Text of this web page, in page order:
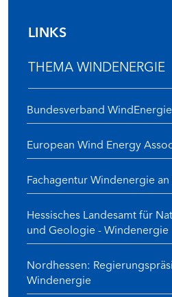
LINKS
THEMA WINDENERGIE
Bundesverband WindEnergie
European Wind Energy
Fachagentur Windenergie an
Hessisches Landesamt für
und Geologie - Windenergie
Nordhessen:
Windenergie